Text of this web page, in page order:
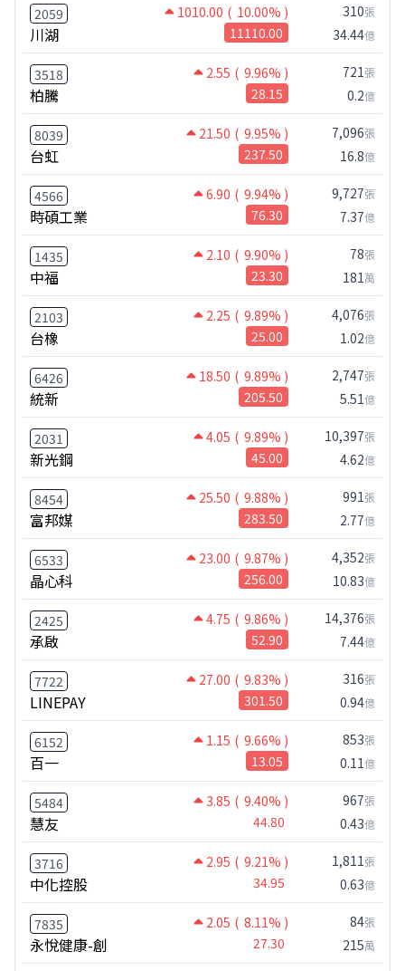
2059 1010.00 ( 10.00% )
川湖 11110.00
310張
34.44億
3518 2.55 ( 9.96% )
柏騰 28.15
721張
0.2億
8039 21.50 ( 9.95% )
台虹 237.50
7,096張
16.8億
4566 6.90 ( 9.94% )
時碩工業 76.30
9,727張
7.37億
1435 2.10 ( 9.90% )
中福 23.30
78張
181萬
2103 2.25 ( 9.89% )
台橡 25.00
4,076張
1.02億
6426 18.50 ( 9.89% )
統新 205.50
2,747張
5.51億
2031 4.05 ( 9.89% )
新光鋼 45.00
10,397張
4.62億
8454 25.50 ( 9.88% )
富邦媒 283.50
991張
2.77億
6533 23.00 ( 9.87% )
晶心科 256.00
4,352張
10.83億
2425 4.75 ( 9.86% )
承啟 52.90
14,376張
7.44億
7722 27.00 ( 9.83% )
LINEPAY 301.50
316張
0.94億
6152 1.15 ( 9.66% )
百一 13.05
853張
0.11億
5484 3.85 ( 9.40% )
慧友 44.80
967張
0.43億
3716 2.95 ( 9.21% )
中化控股 34.95
1,811張
0.63億
7835 2.05 ( 8.11% )
永悅健康-創 27.30
84張
215萬